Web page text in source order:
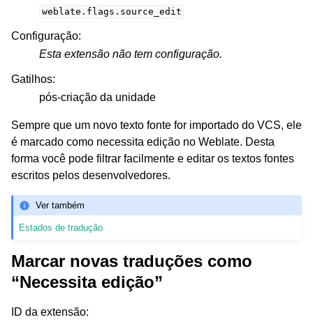
weblate.flags.source_edit
Configuração:
Esta extensão não tem configuração.
Gatilhos:
pós-criação da unidade
Sempre que um novo texto fonte for importado do VCS, ele
é marcado como necessita edição no Weblate. Desta
forma você pode filtrar facilmente e editar os textos fontes
escritos pelos desenvolvedores.
Ver também
Estados de tradução
Marcar novas traduções como
“Necessita edição”
ID da extensão: